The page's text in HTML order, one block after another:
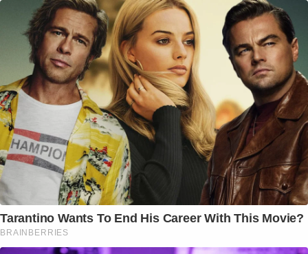
Tarantino Wants To End His Career With This Movie?
BRAINBERRIES